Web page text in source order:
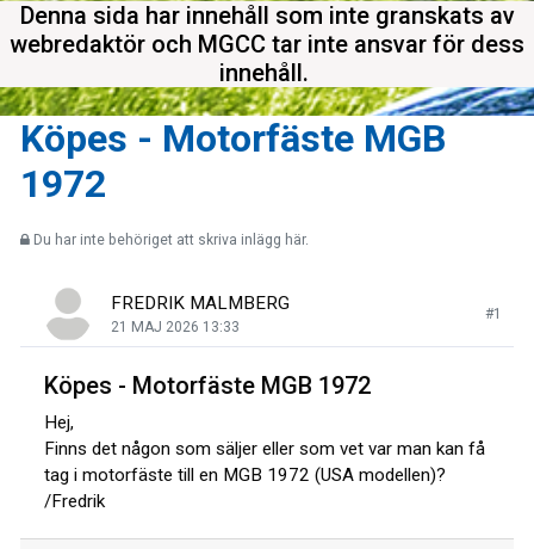
Denna sida har innehåll som inte granskats av
webredaktör och MGCC tar inte ansvar för dess
innehåll.
Köpes - Motorfäste MGB
1972
Du har inte behöriget att skriva inlägg här.
FREDRIK MALMBERG
21 MAJ 2026 13:33
#1
Köpes - Motorfäste MGB 1972
Hej,
Finns det någon som säljer eller som vet var man kan få
tag i motorfäste till en MGB 1972 (USA modellen)?
/Fredrik